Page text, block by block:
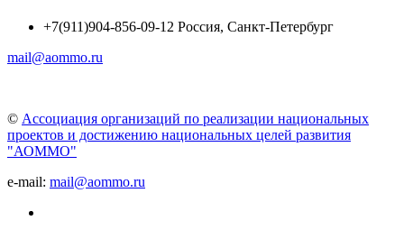
+7(911)904-856-09-12 Россия, Санкт-Петербург
mail@aommo.ru
© Ассоциация организаций по реализации национальных
проектов и достижению национальных целей развития
"АОММО"
e-mail: mail@aommo.ru